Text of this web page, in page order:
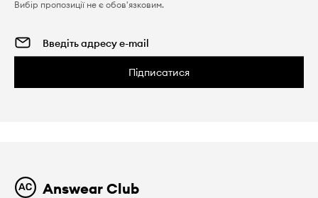
Вибір пропозиції не є обов'язковим.
Підписатися
Answear Club